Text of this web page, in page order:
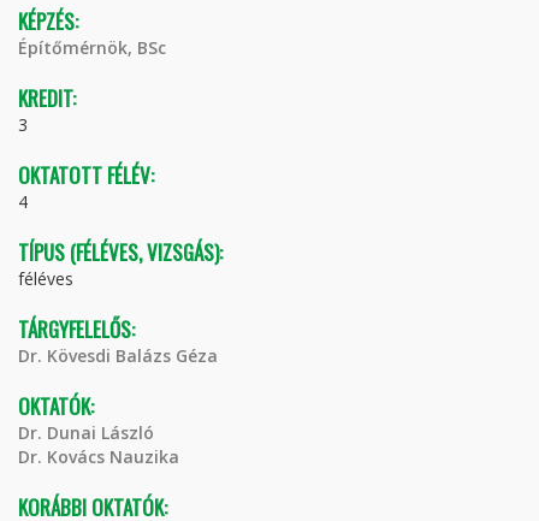
KÉPZÉS:
Építőmérnök, BSc
KREDIT:
3
OKTATOTT FÉLÉV:
4
TÍPUS (FÉLÉVES, VIZSGÁS):
féléves
TÁRGYFELELŐS:
Dr. Kövesdi Balázs Géza
OKTATÓK:
Dr. Dunai László
Dr. Kovács Nauzika
KORÁBBI OKTATÓK: